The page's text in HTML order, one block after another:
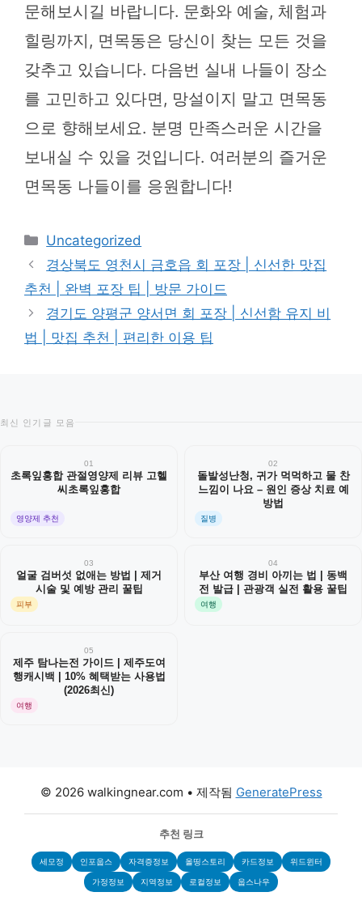
문해보시길 바랍니다. 문화와 예술, 체험과
힐링까지, 면목동은 당신이 찾는 모든 것을
갖추고 있습니다. 다음번 실내 나들이 장소
를 고민하고 있다면, 망설이지 말고 면목동
으로 향해보세요. 분명 만족스러운 시간을
보내실 수 있을 것입니다. 여러분의 즐거운
면목동 나들이를 응원합니다!
카
테
고
리
Uncategorized
경상북도 영천시 금호읍 회 포장 | 신선한 맛집
추천 | 완벽 포장 팁 | 방문 가이드
경기도 양평군 양서면 회 포장 | 신선함 유지 비
법 | 맛집 추천 | 편리한 이용 팁
최신 인기글 모음
01
초록잎홍합 관절영양제 리뷰 고헬
씨초록잎홍합
영양제 추천
02
돌발성난청, 귀가 먹먹하고 물 찬
느낌이 나요 – 원인 증상 치료 예
방법
질병
03
얼굴 검버섯 없애는 방법 | 제거
시술 및 예방 관리 꿀팁
피부
04
부산 여행 경비 아끼는 법 | 동백
전 발급 | 관광객 실전 활용 꿀팁
여행
05
제주 탐나는전 가이드 | 제주도여
행캐시백 | 10% 혜택받는 사용법
(2026최신)
여행
© 2026 walkingnear.com • 제작됨 GeneratePress
추천 링크
세모정 인포웁스 자격증정보 올띵스토리 카드정보 위드윈터
가정정보 지역정보 로컬정보 웁스나우